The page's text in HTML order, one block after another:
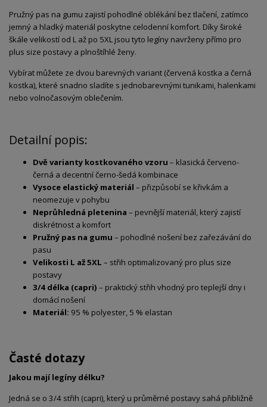
Pružný pas na gumu zajistí pohodlné oblékání bez tlačení, zatímco
jemný a hladký materiál poskytne celodenní komfort. Díky široké
škále velikostí od L až po 5XL jsou tyto legíny navrženy přímo pro
plus size postavy a plnoštíhlé ženy.
Vybírat můžete ze dvou barevných variant (červená kostka a černá
kostka), které snadno sladíte s jednobarevnými tunikami, halenkami
nebo volnočasovým oblečením.
Detailní popis:
Dvě varianty kostkovaného vzoru – klasická červeno-
černá a decentní černo-šedá kombinace
Vysoce elastický materiál – přizpůsobí se křivkám a
neomezuje v pohybu
Neprůhledná pletenina – pevnější materiál, který zajistí
diskrétnost a komfort
Pružný pas na gumu – pohodlné nošení bez zařezávání do
pasu
Velikosti L až 5XL – střih optimalizovaný pro plus size
postavy
3/4 délka (capri) – praktický střih vhodný pro teplejší dny i
domácí nošení
Materiál: 95 % polyester, 5 % elastan
Časté dotazy
Jakou mají legíny délku?
Jedná se o 3/4 střih (capri), který u průměrné postavy sahá přibližně